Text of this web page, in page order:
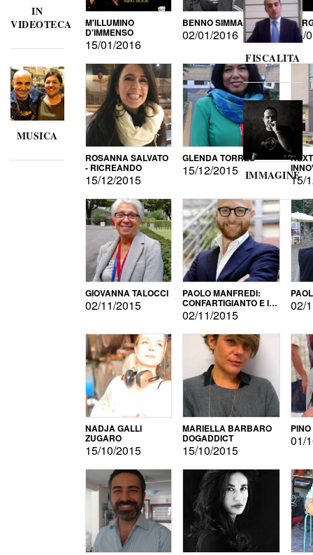
IN
VIDEOTECA
MUSICA
M'ILLUMINO
D'IMMENSO
15/01/2016
BENNO SIMMA
02/01/2016
ROSANNA SALVATO
- RICREANDO
15/12/2015
GLENDA TORRES
15/12/2015
15/
GIOVANNA TALOCCI
02/11/2015
PAOLO MANFREDI:
CONFARTIGIANTO E IL
SONDAGGIO
02/11/2015
02/
NADJA GALLI
ZUGARO
15/10/2015
MARIELLA BARBARO
DOGADDICT
15/10/2015
01/
FISCALITA
IMMAGINE